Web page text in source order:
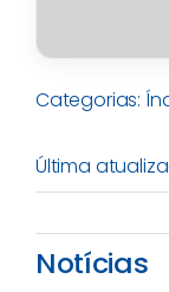
Categorias:
Última
Notícias